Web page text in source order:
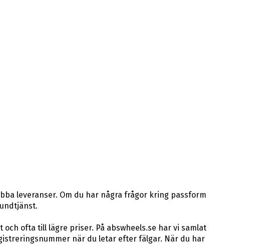
leveranser. Om du har några frågor kring passform
ofta till lägre priser. På abswheels.se har vi samlat
när du letar efter fälgar. När du har